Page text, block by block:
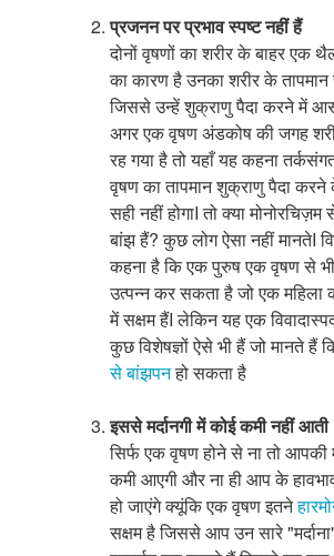
प्रजनन पर प्रभाव स्पष्ट नहीं हैं
दोनों वृषणों का शरीर के बाहर एक
का कारण है उनका शरीर के
जिससे उन्हें शुक्राणु पैदा करने में
अगर एक वृषण अंडकोष की जगह
रह गया है तो यहाँ यह कहना
वृषण का तापमान शुक्राणु पैदा करने
सही नहीं होगाI तो क्या
बांझ हैं? कुछ लोग ऐसा नहीं मानतेI
कहना है कि एक पुरुष एक वृषण से
उत्पन्न कर सकता है जो एक महिला
में सक्षम हैंI लेकिन यह एक विवादास्पद
कुछ विशेषज्ञों ऐसे भी हैं जो मानते हैं
से बांझपनहो सकता है
इससे मर्दानगी में कोई कमी नहीं आती
सिर्फ एक वृषण होने से ना तो आपकी
कमी आएगी और ना ही आप के
हो जाएंगे क्यूंकि एक वृषण इतने
सक्षम है जिससे आप उन सारे